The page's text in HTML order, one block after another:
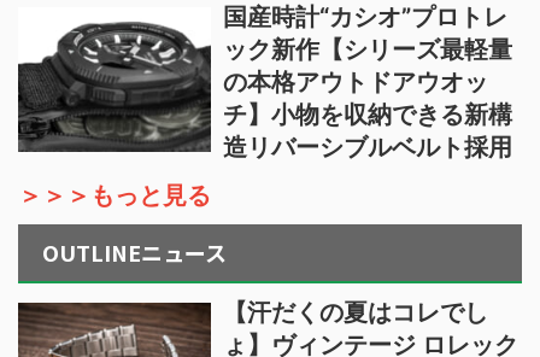
国産時計“カシオ”プロトレ
ック新作【シリーズ最軽量
の本格アウトドアウオッ
チ】小物を収納できる新構
造リバーシブルベルト採用
＞＞＞もっと見る
OUTLINEニュース
【汗だくの夏はコレでし
ょ】ヴィンテージ ロレック